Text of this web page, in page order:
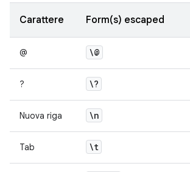
Carattere Form(s) escaped
@ \@
? \?
Nuova riga \n
Tab \t